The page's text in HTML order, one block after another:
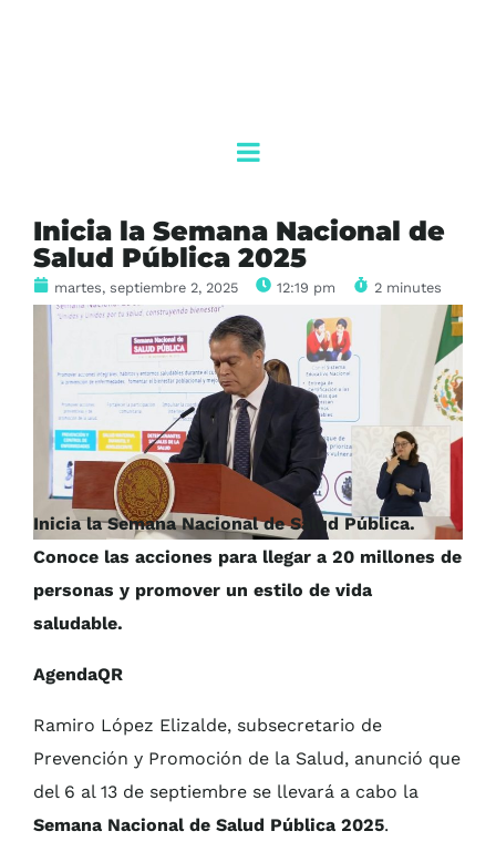
Inicia la Semana Nacional de
Salud Pública 2025
martes, septiembre 2, 2025 12:19 pm 2 minutes
Inicia la Semana Nacional de Salud Pública.
Conoce las acciones para llegar a 20 millones de
personas y promover un estilo de vida
saludable.
AgendaQR
Ramiro López Elizalde, subsecretario de
Prevención y Promoción de la Salud, anunció que
del 6 al 13 de septiembre se llevará a cabo la
Semana Nacional de Salud Pública 2025.